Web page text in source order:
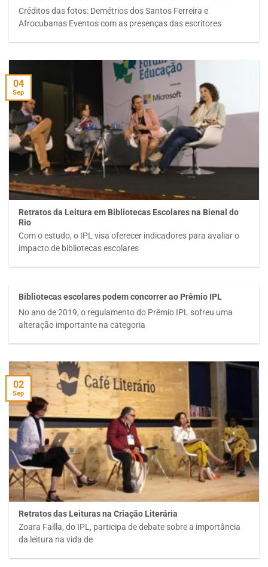
Créditos das fotos: Demétrios dos Santos Ferreira e
Afrocubanas Eventos com as presenças das escritores
Retratos da Leitura em Bibliotecas Escolares na Bienal do
Rio
Com o estudo, o IPL visa oferecer indicadores para avaliar o
impacto de bibliotecas escolares
04
Sep
Bibliotecas escolares podem concorrer ao Prêmio IPL
No ano de 2019, o regulamento do Prêmio IPL sofreu uma
alteração importante na categoria
Retratos das Leituras na Criação Literária
Zoara Failla, do IPL, participa de debate sobre a importância
da leitura na vida de
02
Sep